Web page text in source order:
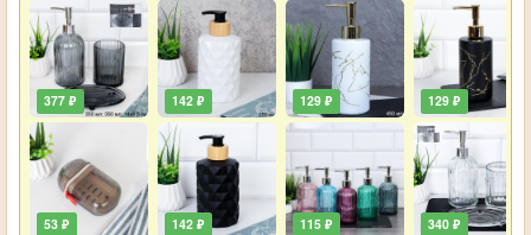
377 ₽
53 ₽
142 ₽
142 ₽
129 ₽
115 ₽
129 ₽
340 ₽